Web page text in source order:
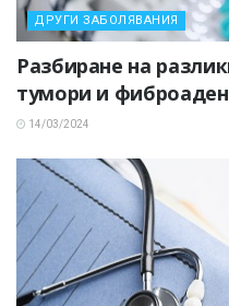
ДРУГИ ЗАБОЛЯВАНИЯ
Разбиране на
тумори и
14/03/2024